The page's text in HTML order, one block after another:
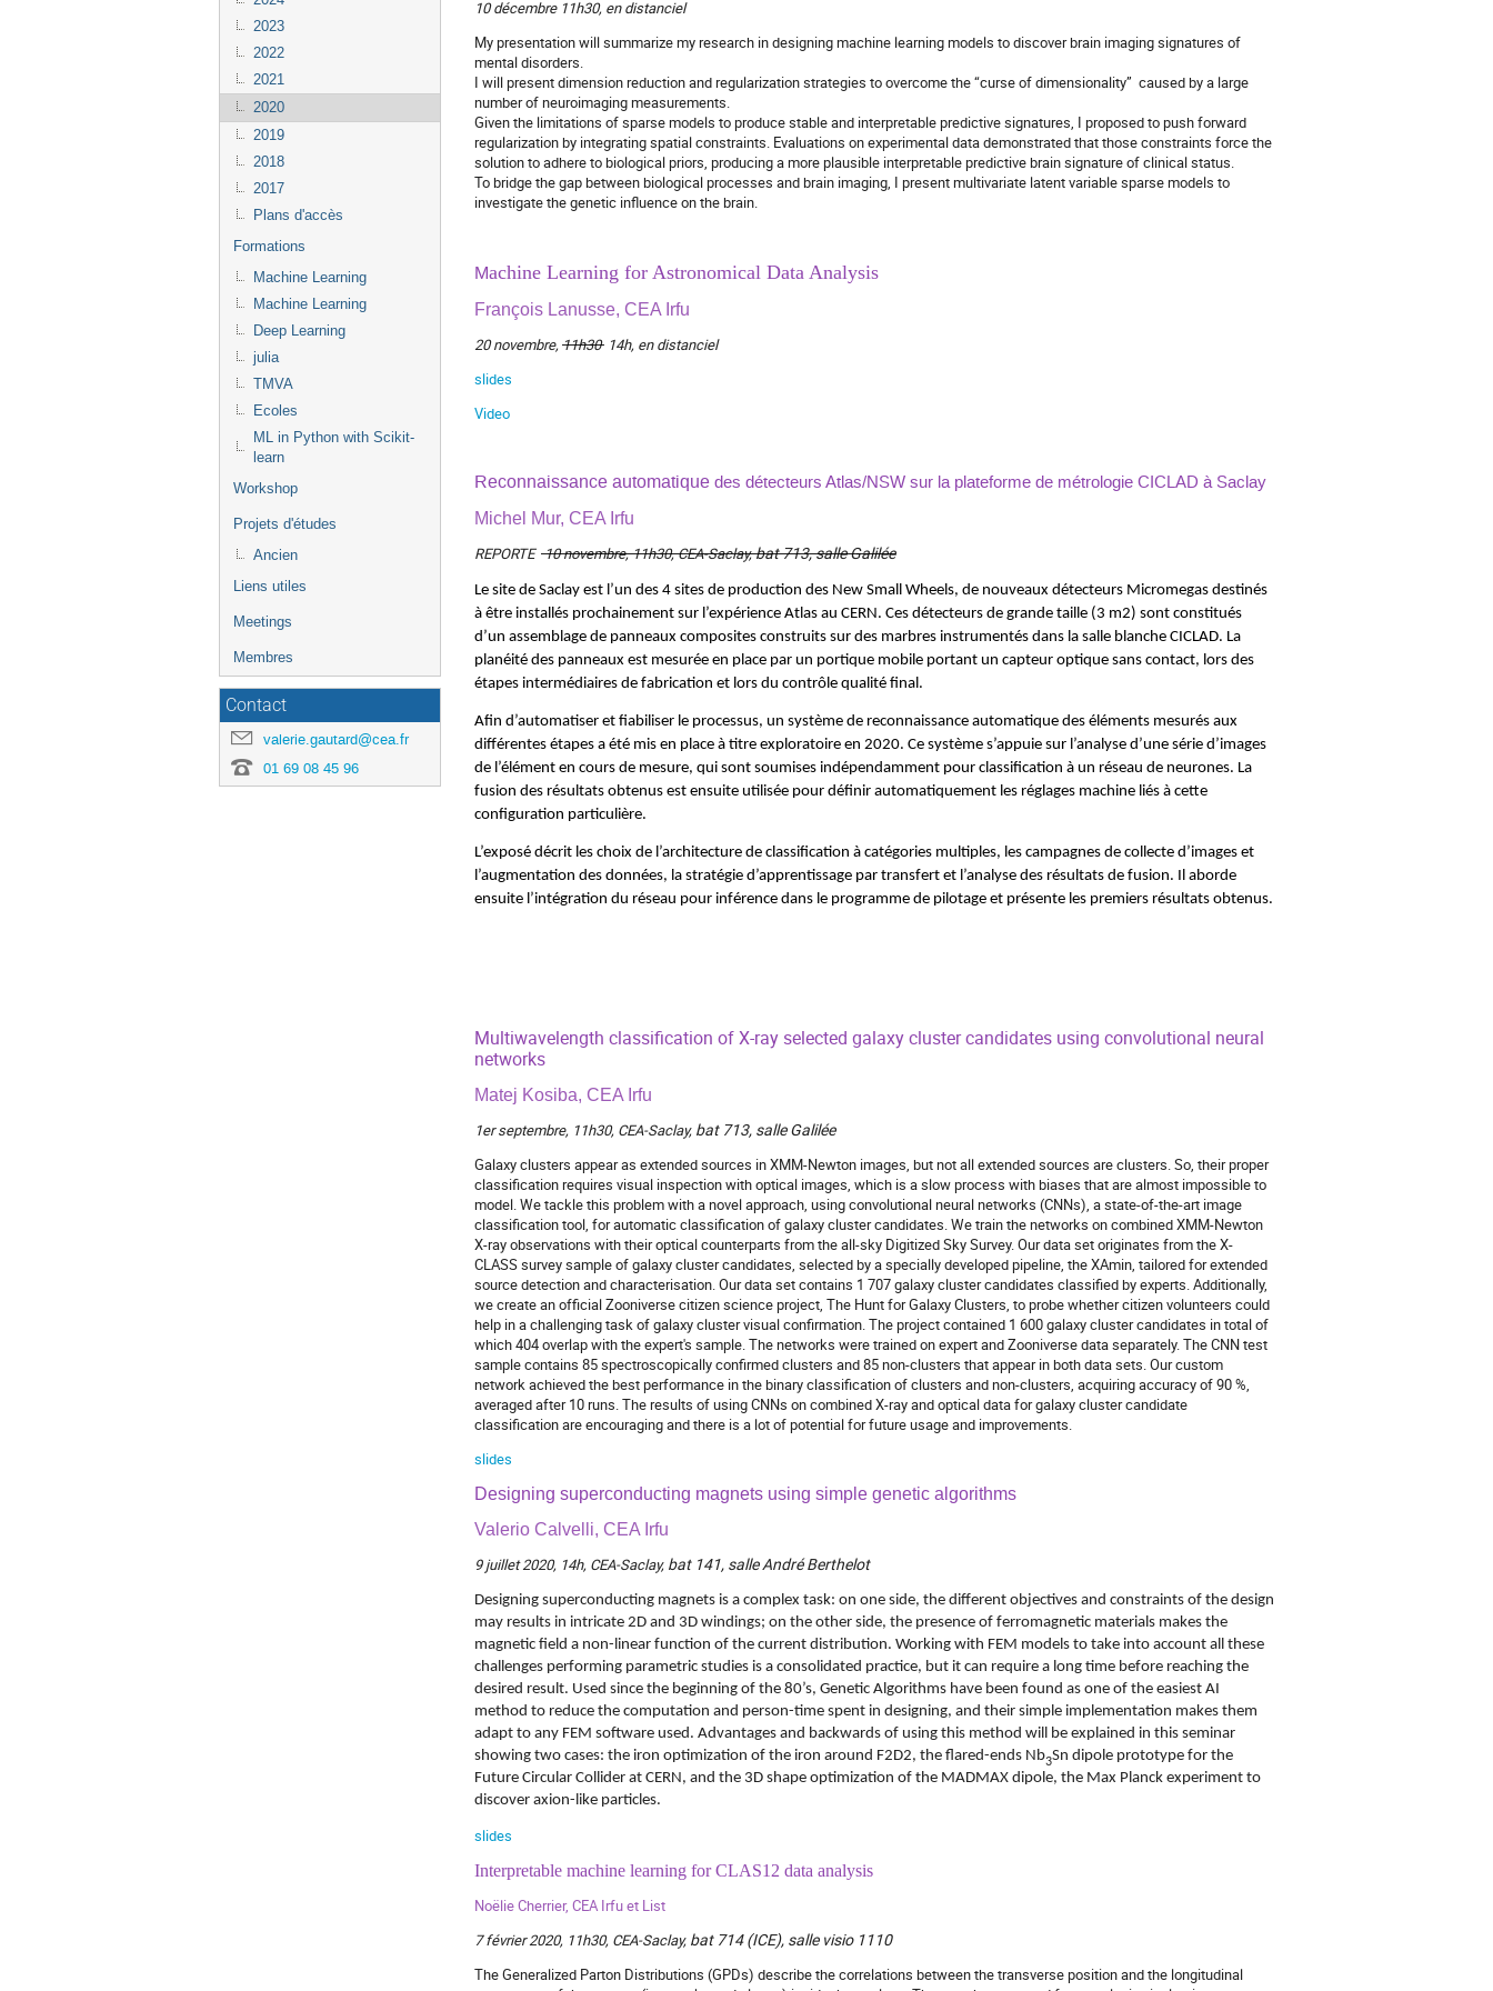
2023
2022
2021
2020
2019
2018
2017
Plans d'accès
Formations
Machine Learning
Machine Learning
Deep Learning
julia
TMVA
Ecoles
ML in Python with Scikit-
learn
Workshop
Projets d'études
Ancien
Liens utiles
Meetings
Membres
Contact
valerie.gautard@cea.fr
01 69 08 45 96
10 décembre 11h30, en distanciel
My presentation will summarize my research in designing machine learning models to discover brain imaging signatures of
mental disorders.
I will present dimension reduction and regularization strategies to overcome the “curse of dimensionality” caused by a large
number of neuroimaging measurements.
Given the limitations of sparse models to produce stable and interpretable predictive signatures, I proposed to push forward
regularization by integrating spatial constraints. Evaluations on experimental data demonstrated that those constraints force the
solution to adhere to biological priors, producing a more plausible interpretable predictive brain signature of clinical status.
To bridge the gap between biological processes and brain imaging, I present multivariate latent variable sparse models to
investigate the genetic influence on the brain.
Machine Learning for Astronomical Data Analysis
François Lanusse, CEA Irfu
20 novembre, 11h30 14h, en distanciel
slides
Video
Reconnaissance automatique des détecteurs Atlas/NSW sur la plateforme de métrologie CICLAD à Saclay
Michel Mur, CEA Irfu
REPORTE 10 novembre, 11h30, CEA-Saclay,bat 713, salle Galilée
Le site de Saclay est l’un des 4 sites de production des New Small Wheels, de nouveaux détecteurs Micromegas destinés
à être installés prochainement sur l’expérience Atlas au CERN. Ces détecteurs de grande taille (3 m2) sont constitués
d’un assemblage de panneaux composites construits sur des marbres instrumentés dans la salle blanche CICLAD. La
planéité des panneaux est mesurée en place par un portique mobile portant un capteur optique sans contact, lors des
étapes intermédiaires de fabrication et lors du contrôle qualité final.
Afin d’automatiser et fiabiliser le processus, un système de reconnaissance automatique des éléments mesurés aux
différentes étapes a été mis en place à titre exploratoire en 2020. Ce système s’appuie sur l’analyse d’une série d’images
de l’élément en cours de mesure, qui sont soumises indépendamment pour classification à un réseau de neurones. La
fusion des résultats obtenus est ensuite utilisée pour définir automatiquement les réglages machine liés à cette
configuration particulière.
L’exposé décrit les choix de l’architecture de classification à catégories multiples, les campagnes de collecte d’images et
l’augmentation des données, la stratégie d’apprentissage par transfert et l’analyse des résultats de fusion. Il aborde
ensuite l’intégration du réseau pour inférence dans le programme de pilotage et présente les premiers résultats obtenus.
Multiwavelength classification of X-ray selected galaxy cluster candidates using convolutional neural
networks
Matej Kosiba, CEA Irfu
1er septembre, 11h30, CEA-Saclay, bat 713, salle Galilée
Galaxy clusters appear as extended sources in XMM-Newton images, but not all extended sources are clusters. So, their proper
classification requires visual inspection with optical images, which is a slow process with biases that are almost impossible to
model. We tackle this problem with a novel approach, using convolutional neural networks (CNNs), a state-of-the-art image
classification tool, for automatic classification of galaxy cluster candidates. We train the networks on combined XMM-Newton
X-ray observations with their optical counterparts from the all-sky Digitized Sky Survey. Our data set originates from the X-
CLASS survey sample of galaxy cluster candidates, selected by a specially developed pipeline, the XAmin, tailored for extended
source detection and characterisation. Our data set contains 1 707 galaxy cluster candidates classified by experts. Additionally,
we create an official Zooniverse citizen science project, The Hunt for Galaxy Clusters, to probe whether citizen volunteers could
help in a challenging task of galaxy cluster visual confirmation. The project contained 1 600 galaxy cluster candidates in total of
which 404 overlap with the expert's sample. The networks were trained on expert and Zooniverse data separately. The CNN test
sample contains 85 spectroscopically confirmed clusters and 85 non-clusters that appear in both data sets. Our custom
network achieved the best performance in the binary classification of clusters and non-clusters, acquiring accuracy of 90 %,
averaged after 10 runs. The results of using CNNs on combined X-ray and optical data for galaxy cluster candidate
classification are encouraging and there is a lot of potential for future usage and improvements.
slides
Designing superconducting magnets using simple genetic algorithms
Valerio Calvelli, CEA Irfu
9 juillet 2020, 14h, CEA-Saclay, bat 141, salle André Berthelot
Designing superconducting magnets is a complex task: on one side, the different objectives and constraints of the design
may results in intricate 2D and 3D windings; on the other side, the presence of ferromagnetic materials makes the
magnetic field a non-linear function of the current distribution. Working with FEM models to take into account all these
challenges performing parametric studies is a consolidated practice, but it can require a long time before reaching the
desired result. Used since the beginning of the 80’s, Genetic Algorithms have been found as one of the easiest AI
method to reduce the computation and person-time spent in designing, and their simple implementation makes them
adapt to any FEM software used. Advantages and backwards of using this method will be explained in this seminar
showing two cases: the iron optimization of the iron around F2D2, the flared-ends Nb3Sn dipole prototype for the
Future Circular Collider at CERN, and the 3D shape optimization of the MADMAX dipole, the Max Planck experiment to
discover axion-like particles.
slides
Interpretable machine learning for CLAS12 data analysis
Noëlie Cherrier, CEA Irfu et List
7 février 2020, 11h30, CEA-Saclay, bat 714 (ICE), salle visio 1110
The Generalized Parton Distributions (GPDs) describe the correlations between the transverse position and the longitudinal